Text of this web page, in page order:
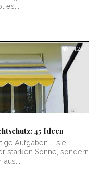
11.2K
45 Ideen
Aufgaben – sie
starken Sonne, sondern